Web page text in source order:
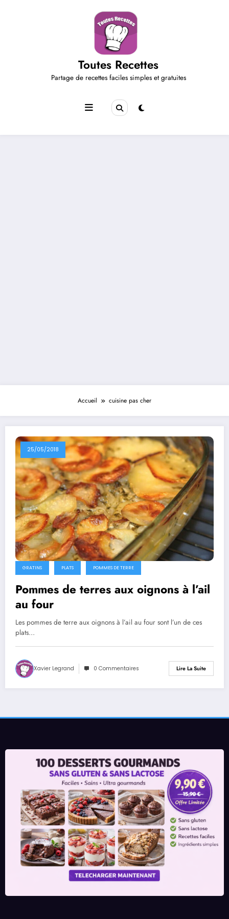
Toutes Recettes
Partage de recettes faciles simples et gratuites
Accueil cuisine pas cher
25/05/2018
GRATINS PLATS POMMES DE TERRE
Pommes de terres aux oignons à l’ail
au four
Les pommes de terre aux oignons à l’ail au four sont l’un de ces
plats…
Xavier Legrand 0 Commentaires Lire La Suite